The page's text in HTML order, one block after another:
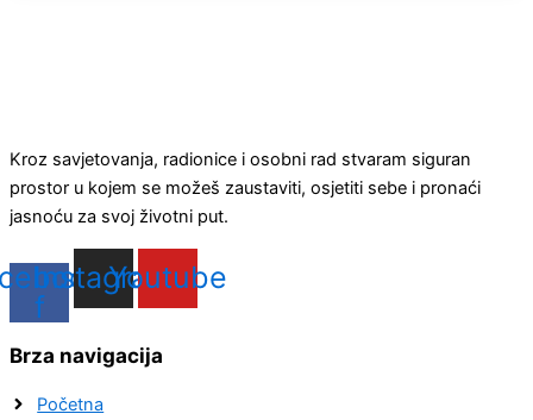
Kroz savjetovanja, radionice i osobni rad stvaram siguran
prostor u kojem se možeš zaustaviti, osjetiti sebe i pronaći
jasnoću za svoj životni put.
f
Instagram
Youtube
Brza navigacija
Početna